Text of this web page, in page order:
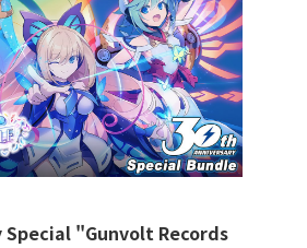
Special "Gunvolt Records